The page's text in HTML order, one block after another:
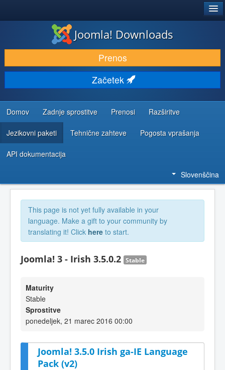
PRENESI IN RAZŠIRI
ODKRIJTE & IZVEJTE
SKUPNOST IN PODPORA
VIRI ZA RAZVIJALCE
Joomla! Downloads
Prenos
Začetek
Domov Zadnje sprostitve Prenosi Razširitve
Jezikovni paketi Tehnične zahteve Pogosta vprašanja
API dokumentacija
Slovenščina
This page is not yet fully available in your
language. Make a gift to your community by
translating it! Click here to start.
Joomla! 3 - Irish 3.5.0.2 Stable
Maturity
Stable
Sprostitve
ponedeljek, 21 marec 2016 00:00
Joomla! 3.5.0 Irish ga-IE Language
Pack (v2)